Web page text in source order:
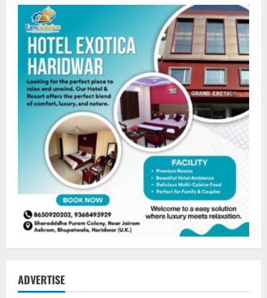
ADVERTISE